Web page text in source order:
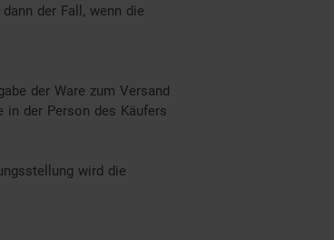
der Fall, wenn die
der Ware zum Versand
in der Person des Käufers
wird die